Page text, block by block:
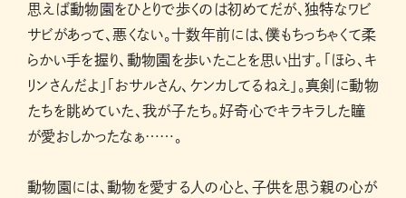
思えば動物園をひとりで歩くのは初めてだが、独特なワビ
サビがあって、悪くない。十数年前には、僕もちっちゃくて柔
らかい手を握り、動物園を歩いたことを思い出す。「ほら、キ
リンさんだよ」「おサルさん、ケンカしてるねえ」。真剣に動物
たちを眺めていた、我が子たち。好奇心でキラキラした瞳
が愛おしかったなぁ……。
動物園には、動物を愛する人の心と、子供を思う親の心が